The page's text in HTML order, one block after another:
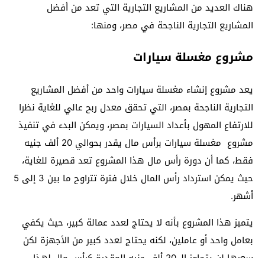
هناك العديد من المشاريع التجارية التي تعد من أفضل
المشاريع التجارية الناجحة في مصر، ومنها:
مشروع مغسلة سيارات
يعد مشروع إنشاء مغسلة سيارات واحد من أفضل المشاريع
التجارية الناجحة بمصر، التي تحقق معدل ربح عالي للغاية نظرا
للارتفاع المهول بأعداد السيارات بمصر، ويمكن البدء في تنفيذ
مشروع مغسلة سيارات برأس مال يقدر بحوالي 20 ألف جنيه
فقط، كما أن دورة رأس مال هذا المشروع تعد قصيرة للغاية،
حيث يمكن استرداد رأس المال خلال فترة تتراوح ما بين 3 إلى 5
أشهر.
يتميز هذا المشروع بأنه لا يحتاج لعدد عمالة كبير، حيث يكفي
بعامل واحد أو عاملين، لكنه يحتاج لعدد كبير من الأجهزة لكن